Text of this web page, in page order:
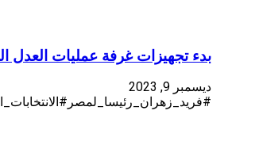
بدء تجهيزات غرفة عمليات العدل
ديسمبر 9, 2023